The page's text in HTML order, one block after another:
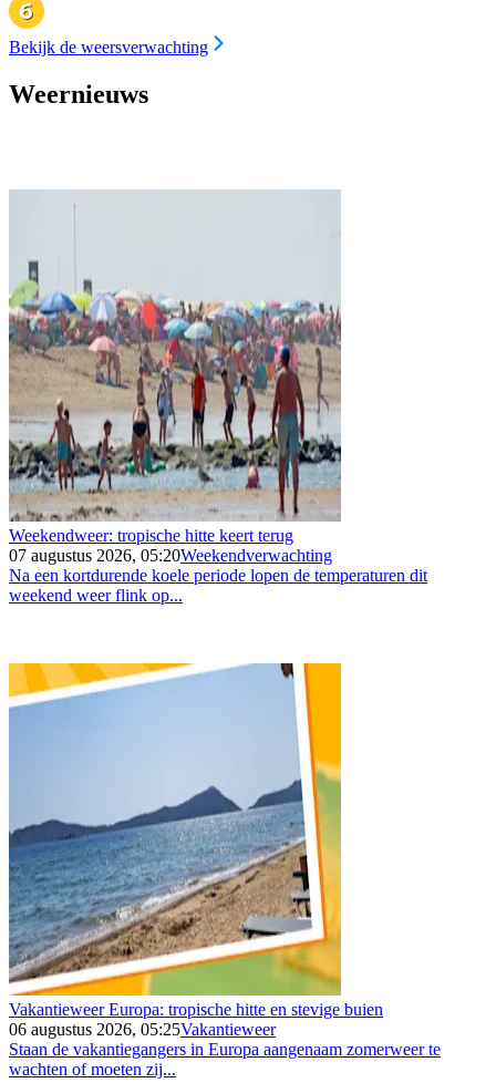
Bekijk de weersverwachting
Weernieuws
Weekendweer: tropische hitte keert terug
07 augustus 2026, 05:20Weekendverwachting
Na een kortdurende koele periode lopen de temperaturen dit
weekend weer flink op...
Vakantieweer Europa: tropische hitte en stevige buien
06 augustus 2026, 05:25Vakantieweer
Staan de vakantiegangers in Europa aangenaam zomerweer te
wachten of moeten zij...